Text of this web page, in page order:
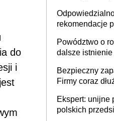
do
i
rekomendacje
Powództwo o
dalsze istnienie
Bezpieczny
Firmy coraz
Ekspert: unijne
polskich